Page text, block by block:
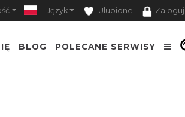
Język Ulubione Zaloguj
BLOG POLECANE SERWISY